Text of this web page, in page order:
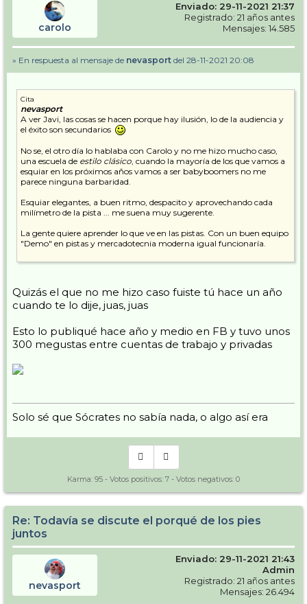
carolo
Enviado: 29-11-2021 21:37
Registrado: 21 años antes
Mensajes: 14.585
» En respuesta al mensaje de nevasport del 28-11-2021 20:08
Cita
nevasport
A ver Javi, las cosas se hacen porque hay ilusión, lo de la audiencia y
el éxito son secundarios
No se, el otro día lo hablaba con Carolo y no me hizo mucho caso,
una escuela de estilo clásico, cuando la mayoría de los que vamos a
esquiar en los próximos años vamos a ser babyboomers no me
parece ninguna barbaridad.
Esquiar elegantes, a buen ritmo, despacito y aprovechando cada
milímetro de la pista ... me suena muy sugerente.
La gente quiere aprender lo que ve en las pistas. Con un buen equipo
"Demo" en pistas y mercadotecnia moderna igual funcionaría.
Eso sí, tiene mucho curro montar eso y un equipo humano del
Pepe
Quizás el que no me hizo caso fuiste tú hace un año
cuando te lo dije, juas, juas
Esto lo publiqué hace año y medio en FB y tuvo unos
300 megustas entre cuentas de trabajo y privadas
Solo sé que Sócrates no sabía nada, o algo así era
Karma: 95 - Votos positivos: 7 - Votos negativos: 0
Re: Todavía se discute el porqué de los pies
juntos
nevasport
Enviado: 29-11-2021 21:43
Admin
Registrado: 21 años antes
Mensajes: 26.494